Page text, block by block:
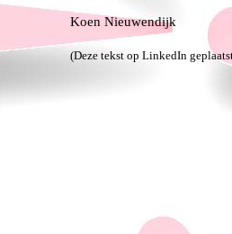
Koen Nieuwendijk
(Deze tekst op LinkedIn